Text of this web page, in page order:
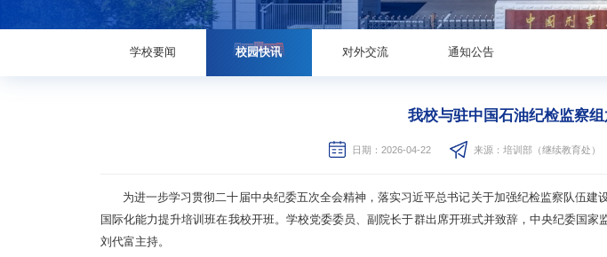
学校要闻 校园快讯 对外交流 通知公告
我校与驻中国石油纪检监察
日期：2026-04-22 来源：培训部（继续教育处）
为进一步学习贯彻二十届中央纪委五次全会精神，落实习近平总书记关于加强纪检监察队伍
国际化能力提升培训班在我校开班。学校党委委员、副院长于群出席开班式并致辞，中央纪委国家
刘代富主持。